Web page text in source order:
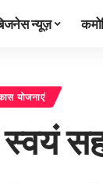
न्यूज़
योजनाएं
स्वयं